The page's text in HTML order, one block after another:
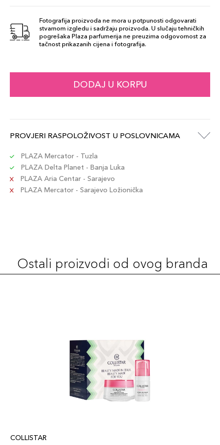
2.8gr
Šifra artikla
51,00 KM
Fotografija proizvoda ne mora u potpunosti odgovarati
stvarnom izgledu i sadržaju proizvoda. U slučaju tehničkih
pogrešaka Plaza parfumerija ne preuzima odgovornost za
tačnost prikazanih cijena i fotografija.
DODAJ U KORPU
PROVJERI RASPOLOŽIVOST U POSLOVNICAMA
PLAZA Mercator - Tuzla
PLAZA Delta Planet - Banja Luka
PLAZA Aria Centar - Sarajevo
PLAZA Mercator - Sarajevo Ložionička
Ostali proizvodi od ovog branda
COLLISTAR